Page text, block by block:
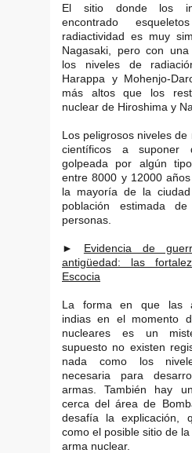
El sitio donde los
encontrado
radiactividad es muy
Nagasaki, pero con
los niveles de
Harappa y Mohenjo-
más altos que los
nuclear de Hiroshima y
Los peligrosos niveles
científicos a
golpeada por algún
entre 8000 y 12000
la mayoría de la
población estimada
personas.
► Evidencia de
antigüedad: las
Escocia
La forma en que las
indias en el momento
nucleares es un
supuesto no existen
nada como los
necesaria para
armas. También hay
cerca del área de
desafía la explicación,
como el posible sitio de
arma nuclear.